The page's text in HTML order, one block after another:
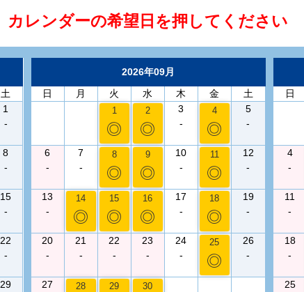
カレンダーの希望日を押してください
土
1
-
8
-
15
-
22
-
29
2026年09月
日
月 火 水 木 金 土
1
◎
2
◎
3
-
4
◎
5
-
6
-
7
-
8
◎
9
◎
10
-
11
◎
12
-
13
-
14
◎
15
◎
16
◎
17
-
18
◎
19
-
20
-
21
-
22
-
23
-
24
-
25
◎
26
-
27
28 29 30
日
4
-
11
-
18
-
25